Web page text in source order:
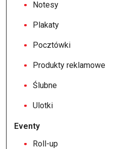
Notesy
Plakaty
Pocztówki
Produkty reklamowe
Ślubne
Ulotki
Eventy
Roll-up